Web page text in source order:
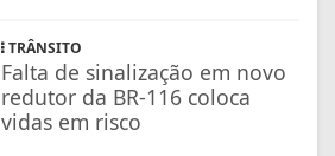
TRÂNSITO
Falta de sinalização em novo
redutor da BR-116 coloca
vidas em risco